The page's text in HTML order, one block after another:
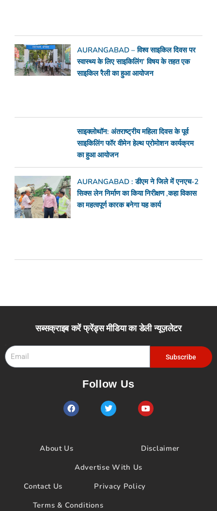
AURANGABAD – विश्व साइकिल दिवस पर
स्वास्थ्य के लिए साइकिलिंग’ विषय के तहत एक
साइकिल रैली का हुआ आयोजन
साइक्लोथॉन: अंतराष्ट्रीय महिला दिवस के पूर्व
साइकिलिंग फॉर वीमेन हेल्थ प्रोमोशन कार्यक्रम
का हुआ आयोजन
AURANGABAD : डीएम ने जिले में एनएच-2
सिक्स लेन निर्माण का किया निरीक्षण ,कहा विकास
का महत्वपूर्ण कारक बनेगा यह कार्य
सब्सक्राइब करें फ्रेंड्स मीडिया का डेली न्यूज़लेटर
Subscribe
Follow Us
F
a
c
o
T
w
i
Y
o
u
e
About Us
Disclaimer
Advertise With Us
Contact Us
Privacy Policy
Terms & Conditions